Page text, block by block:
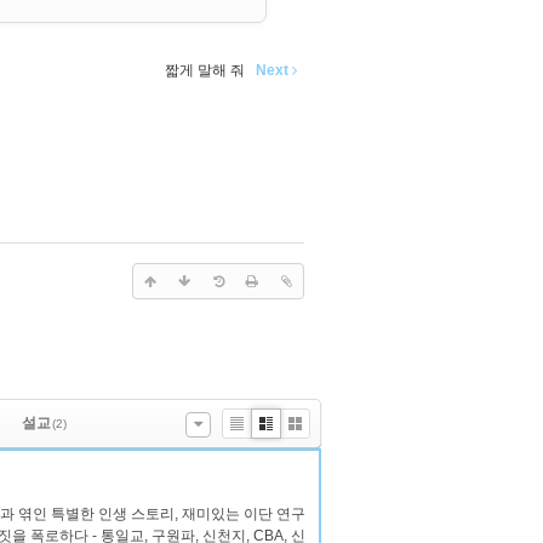
짧게 말해 줘 Next
설교(2)
List ZineGallery
엮인 특별한 인생 스토리, 재미있는 이단 연구
을 폭로하다 - 통일교, 구원파, 신천지, CBA, 신